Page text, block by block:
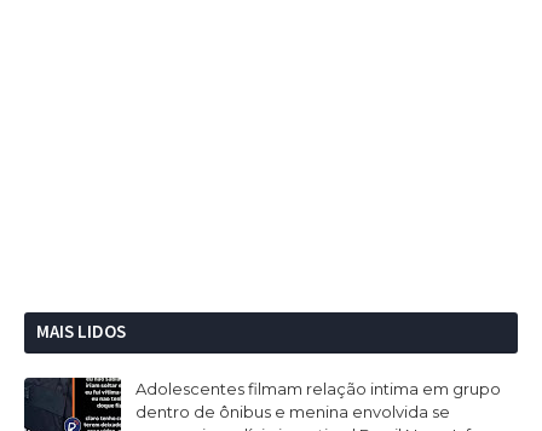
MAIS LIDOS
Adolescentes filmam relação intima em grupo
dentro de ônibus e menina envolvida se